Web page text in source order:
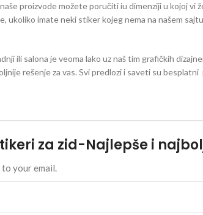
proizvode možete poručiti iu dimenziji u kojoj
ukoliko imate neki stiker kojeg nema na našem
ili salona je veoma lako uz naš tim grafičkih
rešenje za vas. Svi predlozi i saveti su
za zid-Najlepše i
your email.